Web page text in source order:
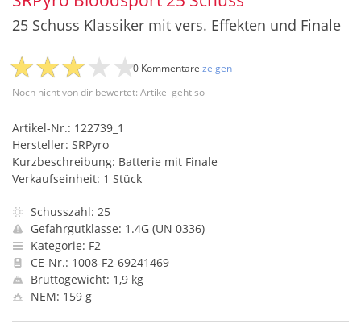
25 Schuss Klassiker mit vers. Effekten und Finale
Noch nicht von dir bewertet: Artikel geht so
0 Kommentare zeigen
Artikel-Nr.: 122739_1
Hersteller: SRPyro
Kurzbeschreibung: Batterie mit Finale
Verkaufseinheit: 1 Stück
Schusszahl: 25
Gefahrgutklasse: 1.4G (UN 0336)
Kategorie: F2
CE-Nr.: 1008-F2-69241469
Bruttogewicht: 1,9 kg
NEM: 159 g